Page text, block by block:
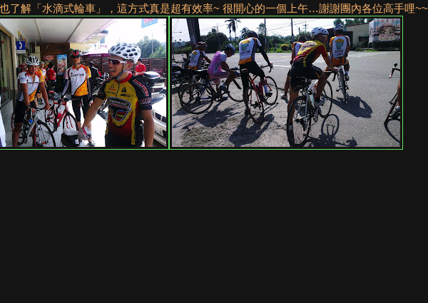
了解「水滴式輪車」，這方式真是超有效率~ 很開心的一個上午…謝謝團內各位高手哩~~